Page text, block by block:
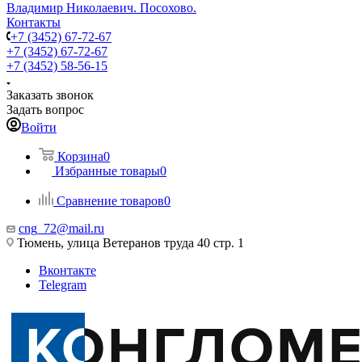
Владимир Николаевич. Посохово.
Контакты
+7 (3452) 67-72-67
+7 (3452) 67-72-67
+7 (3452) 58-56-15
Заказать звонок
Задать вопрос
Войти
Корзина0
Избранные товары0
Сравнение товаров0
cng_72@mail.ru
Тюмень, улица Ветеранов труда 40 стр. 1
Вконтакте
Telegram